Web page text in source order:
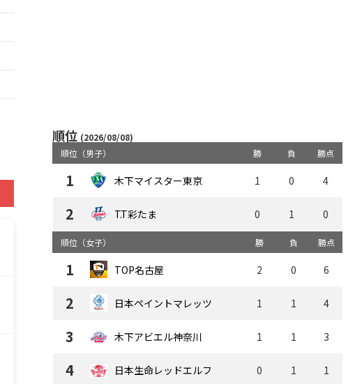
順位 (2026/08/08)
順位（男子）
勝 負 勝点
1 木下マイスター東京 1 0 4
2 T.T彩たま 0 1 0
順位（女子） 勝 負 勝点
1 TOP名古屋 2 0 6
2 日本ペイントマレッツ 1 1 4
3 木下アビエル神奈川 1 1 3
4 日本生命レッドエルフ 0 1 1